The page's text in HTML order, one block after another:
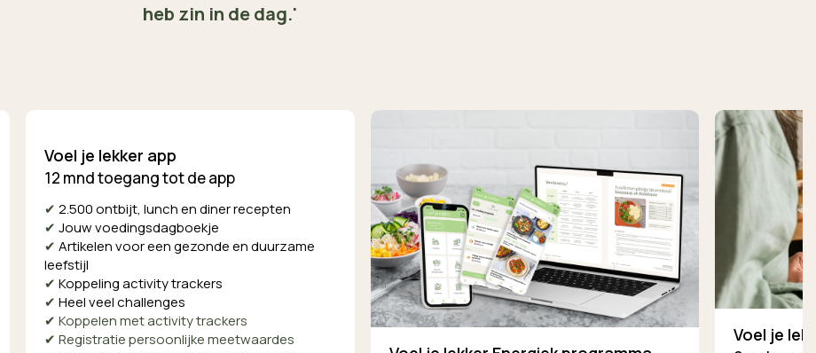
heb zin in de dag.'
Voel je lekker app
12 mnd toegang tot de app
✔ 2.500 ontbijt, lunch en diner recepten
✔ Jouw voedingsdagboekje
✔ Artikelen voor een gezonde en duurzame
leefstijl
✔ Koppeling activity trackers
✔ Heel veel challenges
✔ Koppelen met activity trackers
✔ Registratie persoonlijke meetwaardes
Voel je